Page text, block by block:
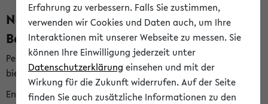
Nachhaltigkeitspreis 2026:
Bewerbungsphase gestartet (06.08.26)
Per E-Mail eingestellt von nachhaltigkeitsbuero@uni-
bielefeld.de an den Verteiler 'Alle Studierenden':
English version below
Erfahrung zu verbessern. Falls Sie zustimmen,
verwenden wir Cookies und Daten auch, um Ihre
Interaktionen mit unserer Webseite zu messen. Sie
können Ihre Einwilligung jederzeit unter
Datenschutzerklärung einsehen und mit der
Wirkung für die Zukunft widerrufen. Auf der Seite
finden Sie auch zusätzliche Informationen zu den